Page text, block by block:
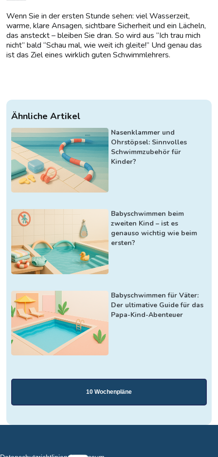
Wenn Sie in der ersten Stunde sehen: viel Wasserzeit,
warme, klare Ansagen, sichtbare Sicherheit und ein Lächeln,
das ansteckt – bleiben Sie dran. So wird aus “Ich trau mich
nicht” bald “Schau mal, wie weit ich gleite!” Und genau das
ist das Ziel eines wirklich guten Schwimmlehrers.
Ähnliche Artikel
Nasenklammer und
Ohrstöpsel: Sinnvolles
Schwimmzubehör für
Kinder?
Babyschwimmen beim
zweiten Kind – ist es
genauso wichtig wie beim
ersten?
Babyschwimmen für Väter:
Der ultimative Guide für das
Papa-Kind-Abenteuer
10 Wochenpläne